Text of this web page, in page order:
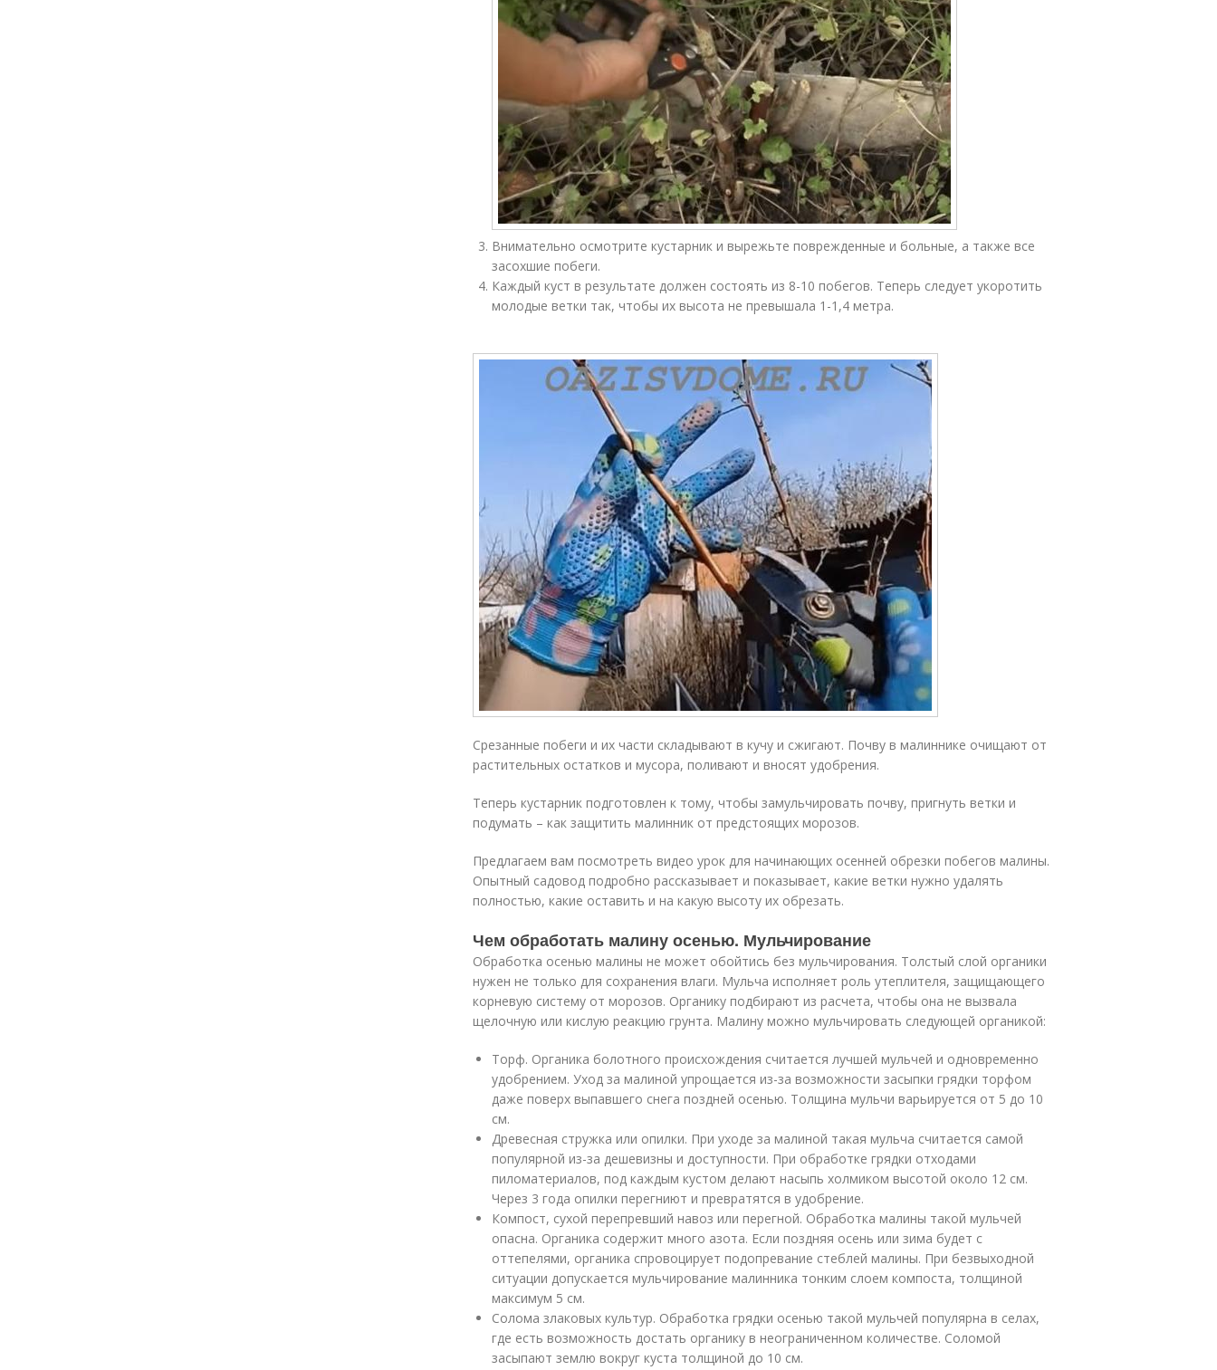
Внимательно осмотрите кустарник и вырежьте поврежденные и больные, а также все
засохшие побеги.
Каждый куст в результате должен состоять из 8-10 побегов. Теперь следует укоротить
молодые ветки так, чтобы их высота не превышала 1-1,4 метра.
Срезанные побеги и их части складывают в кучу и сжигают. Почву в малиннике очищают от
растительных остатков и мусора, поливают и вносят удобрения.
Теперь кустарник подготовлен к тому, чтобы замульчировать почву, пригнуть ветки и
подумать – как защитить малинник от предстоящих морозов.
Предлагаем вам посмотреть видео урок для начинающих осенней обрезки побегов малины.
Опытный садовод подробно рассказывает и показывает, какие ветки нужно удалять
полностью, какие оставить и на какую высоту их обрезать.
Чем обработать малину осенью. Мульчирование
Обработка осенью малины не может обойтись без мульчирования. Толстый слой органики
нужен не только для сохранения влаги. Мульча исполняет роль утеплителя, защищающего
корневую систему от морозов. Органику подбирают из расчета, чтобы она не вызвала
щелочную или кислую реакцию грунта. Малину можно мульчировать следующей органикой:
Торф. Органика болотного происхождения считается лучшей мульчей и одновременно
удобрением. Уход за малиной упрощается из-за возможности засыпки грядки торфом
даже поверх выпавшего снега поздней осенью. Толщина мульчи варьируется от 5 до 10
см.
Древесная стружка или опилки. При уходе за малиной такая мульча считается самой
популярной из-за дешевизны и доступности. При обработке грядки отходами
пиломатериалов, под каждым кустом делают насыпь холмиком высотой около 12 см.
Через 3 года опилки перегниют и превратятся в удобрение.
Компост, сухой перепревший навоз или перегной. Обработка малины такой мульчей
опасна. Органика содержит много азота. Если поздняя осень или зима будет с
оттепелями, органика спровоцирует подопревание стеблей малины. При безвыходной
ситуации допускается мульчирование малинника тонким слоем компоста, толщиной
максимум 5 см.
Солома злаковых культур. Обработка грядки осенью такой мульчей популярна в селах,
где есть возможность достать органику в неограниченном количестве. Соломой
засыпают землю вокруг куста толщиной до 10 см.